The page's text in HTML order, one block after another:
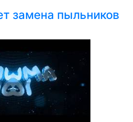
замена пыльников